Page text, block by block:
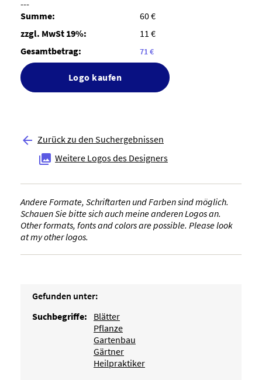
---
Summe:
60 €
zzgl. MwSt 19%:
11 €
Gesamtbetrag:
71 €
Logo kaufen
 Zurück zu den Suchergebnissen
 Weitere Logos des Designers
Andere Formate, Schriftarten und Farben sind möglich.
Schauen Sie bitte sich auch meine anderen Logos an.
Other formats, fonts and colors are possible. Please look
at my other logos.
Gefunden unter:
Suchbegriffe:
Blätter
Pflanze
Gartenbau
Gärtner
Heilpraktiker